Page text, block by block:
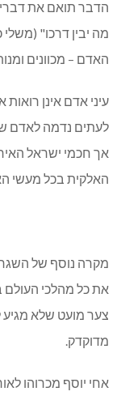
הדבר תואם את
מה יבין דרכו" (משלי
האדם – מכוונים
עיני אדם אינן
לעתים נדמה לאדם
אך חכמי ישראל
האלקית בכל מעשי
מקרה נוסף של
את כל מהלכי העולם
צער מועט שלא מגיע
מדוקדק.
אחי יוסף מכרוהו